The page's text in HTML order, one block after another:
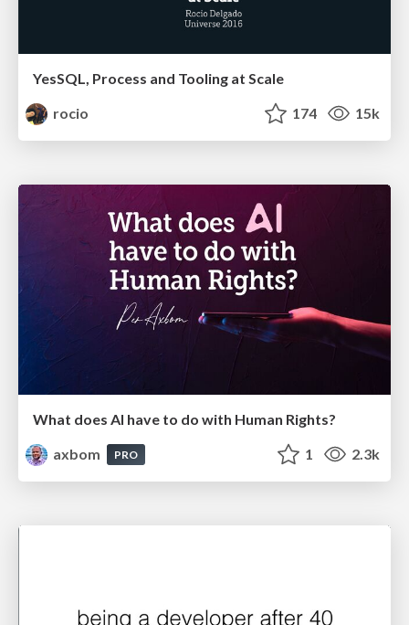
YesSQL, Process and Tooling at Scale
rocio
174 15k
What does AI have to do with Human Rights?
axbom
PRO 1 2.3k